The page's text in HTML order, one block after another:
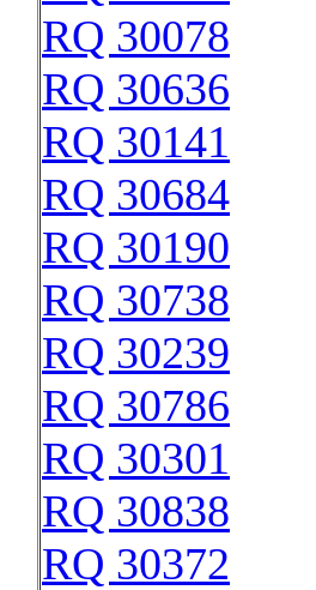
RQ 30078
RQ 30636
RQ 30141
RQ 30684
RQ 30190
RQ 30738
RQ 30239
RQ 30786
RQ 30301
RQ 30838
RQ 30372